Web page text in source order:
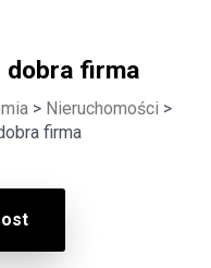
dobra firma
> Nieruchomości >
firma